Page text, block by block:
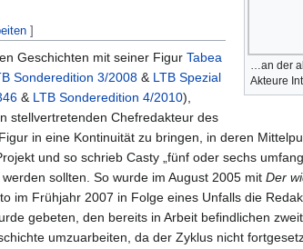
…an der
Akteure
]
Geschichten mit seiner Figur Tabea
Sonderedition 3/2008& LTB Spezial
& LTB Sonderedition 4/2010),
stellvertretenden Chefredakteur des
in eine Kontinuität zu bringen, in deren
und so schrieb Casty „fünf oder sechs
sollten. So wurde im August 2005 mit Der
im Frühjahr 2007 in Folge eines Unfalls die
gebeten, den bereits in Arbeit befindlichen
umzuarbeiten, da der Zyklus nicht